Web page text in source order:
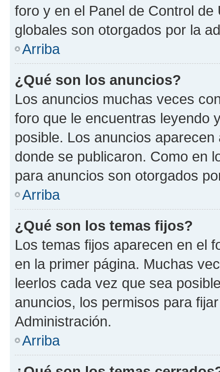
foro y en el Panel de Control
globales son otorgados por la
Arriba
¿Qué son los anuncios?
Los anuncios muchas veces
foro que le encuentras leyendo
posible. Los anuncios
donde se publicaron. Como en
para anuncios son otorgados
Arriba
¿Qué son los temas fijos?
Los temas fijos aparecen en el
en la primer página. Muchas
leerlos cada vez que sea
anuncios, los permisos para
Administración.
Arriba